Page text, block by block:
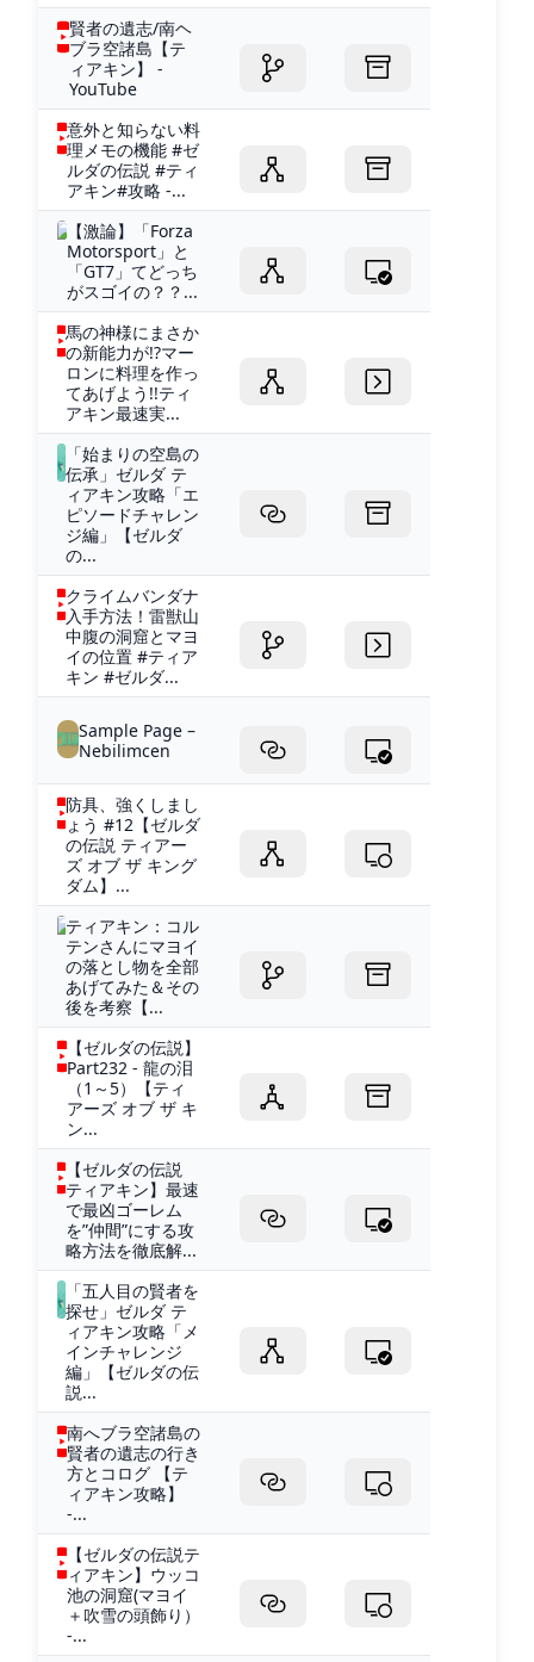
賢者の遺志/南ヘ
ブラ空諸島【テ
ィアキン】 -
YouTube
意外と知らない料
理メモの機能 #ゼ
ルダの伝説 #ティ
アキン#攻略 -...
【激論】「Forza
Motorsport」と
「GT7」てどっち
がスゴイの？？...
馬の神様にまさか
の新能力が!?マー
ロンに料理を作っ
てあげよう!!ティ
アキン最速実...
「始まりの空島の
伝承」ゼルダ テ
ィアキン攻略「エ
ピソードチャレン
ジ編」【ゼルダ
の...
クライムバンダナ
入手方法！雷獣山
中腹の洞窟とマヨ
イの位置 #ティア
キン #ゼルダ...
Sample Page –
Nebilimcen
防具、強くしまし
ょう #12【ゼルダ
の伝説 ティアー
ズ オブ ザ キング
ダム】...
ティアキン：コル
テンさんにマヨイ
の落とし物を全部
あげてみた＆その
後を考察【...
【ゼルダの伝説】
Part232 - 龍の泪
（1～5）【ティ
アーズ オブ ザ キ
ン...
【ゼルダの伝説
ティアキン】最速
で最凶ゴーレム
を”仲間”にする攻
略方法を徹底解...
「五人目の賢者を
探せ」ゼルダ テ
ィアキン攻略「メ
インチャレンジ
編」【ゼルダの伝
説...
南へブラ空諸島の
賢者の遺志の行き
方とコログ 【テ
ィアキン攻略】
-...
【ゼルダの伝説テ
ィアキン】ウッコ
池の洞窟(マヨイ
＋吹雪の頭飾り）
-...